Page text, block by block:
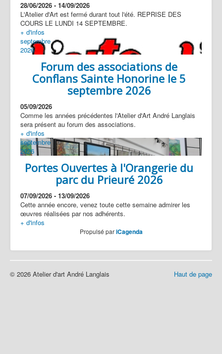
28/06/2026 - 14/09/2026
L'Atelier d'Art est fermé durant tout l'été. REPRISE DES
COURS LE LUNDI 14 SEPTEMBRE.
+ d'infos
septembre
2026
Forum des associations de
Conflans Sainte Honorine le 5
septembre 2026
05/09/2026
Comme les années précédentes l'Atelier d'Art André Langlais
sera présent au forum des associations.
+ d'infos
septembre
2026
Portes Ouvertes à l'Orangerie du
parc du Prieuré 2026
07/09/2026 - 13/09/2026
Cette année encore, venez toute cette semaine admirer les
œuvres réalisées par nos adhérents.
+ d'infos
Propulsé pariCagenda
Haut de page
© 2026 Atelier d'art André Langlais